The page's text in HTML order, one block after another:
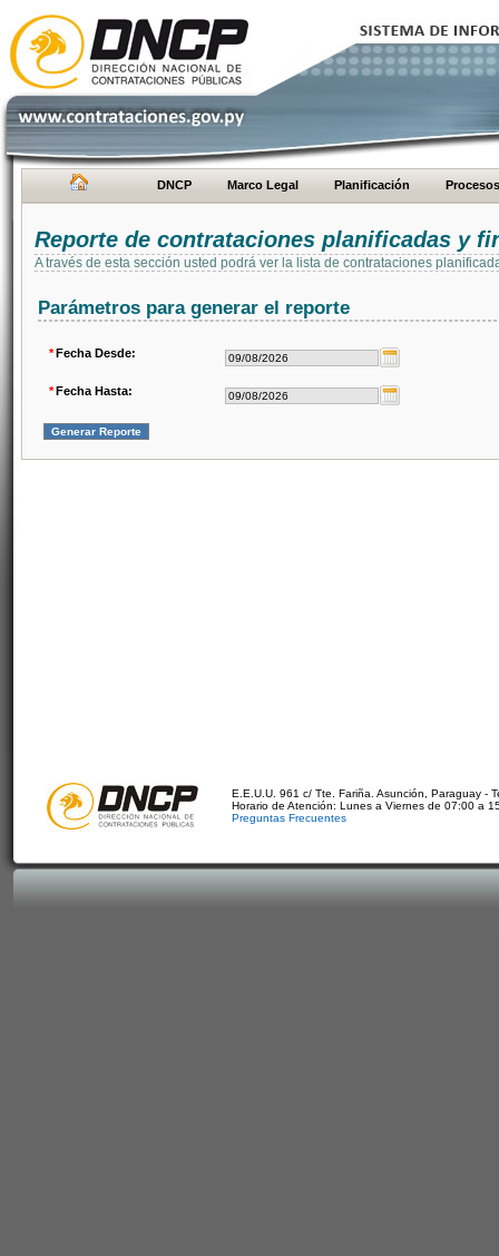
DNCP Marco Legal Planificación Procesos
Reporte de contrataciones planificadas y
A través de esta sección usted podrá ver la lista de contrataciones
Parámetros para generar el reporte
*Fecha Desde:
*Fecha Hasta:
E.E.U.U. 961 c/ Tte. Fariña. Asunción, Paraguay -
Horario de Atención: Lunes a Viernes de 07:00 a
Preguntas Frecuentes